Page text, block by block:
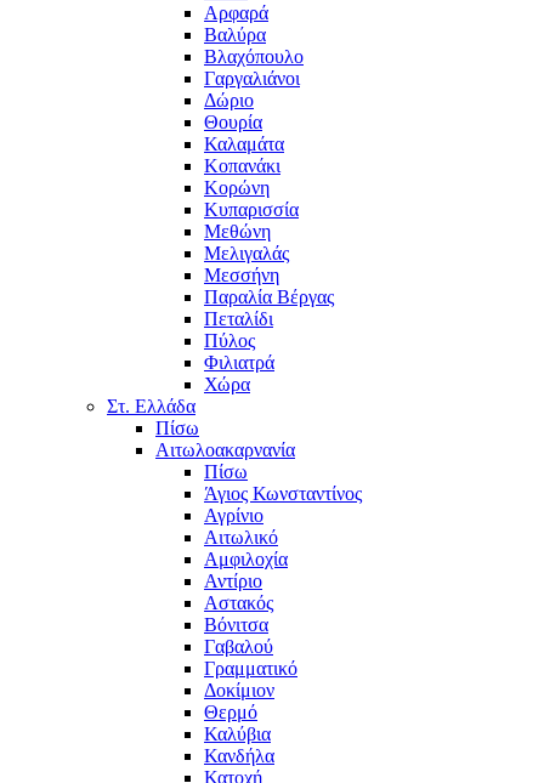
Αρφαρά
Βαλύρα
Βλαχόπουλο
Γαργαλιάνοι
Δώριο
Θουρία
Καλαμάτα
Κοπανάκι
Κορώνη
Κυπαρισσία
Μεθώνη
Μελιγαλάς
Μεσσήνη
Παραλία Βέργας
Πεταλίδι
Πύλος
Φιλιατρά
Χώρα
Στ. Ελλάδα
Πίσω
Αιτωλοακαρνανία
Πίσω
Άγιος Κωνσταντίνος
Αγρίνιο
Αιτωλικό
Αμφιλοχία
Αντίριο
Αστακός
Βόνιτσα
Γαβαλού
Γραμματικό
Δοκίμιον
Θερμό
Καλύβια
Κανδήλα
Κατοχή